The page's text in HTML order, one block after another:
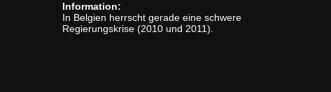
Information:
In Belgien herrscht gerade eine schwere
Regierungskrise (2010 und 2011).